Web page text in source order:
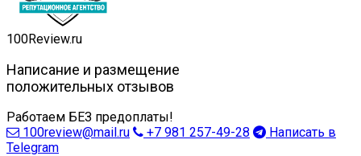
100Review.ru
Написание и размещение
положительных отзывов
Работаем БЕЗ предоплаты!
100review@mail.ru
+7 981 257-49-28
Написать в
Telegram